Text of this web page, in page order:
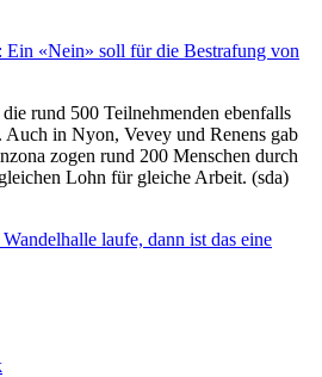
Ein «Nein» soll für die Bestrafung von
rund 500 Teilnehmenden ebenfalls
Auch in Nyon, Vevey und Renens gab
zogen rund 200 Menschen durch
Lohn für gleiche Arbeit. (sda)
laufe, dann ist das eine